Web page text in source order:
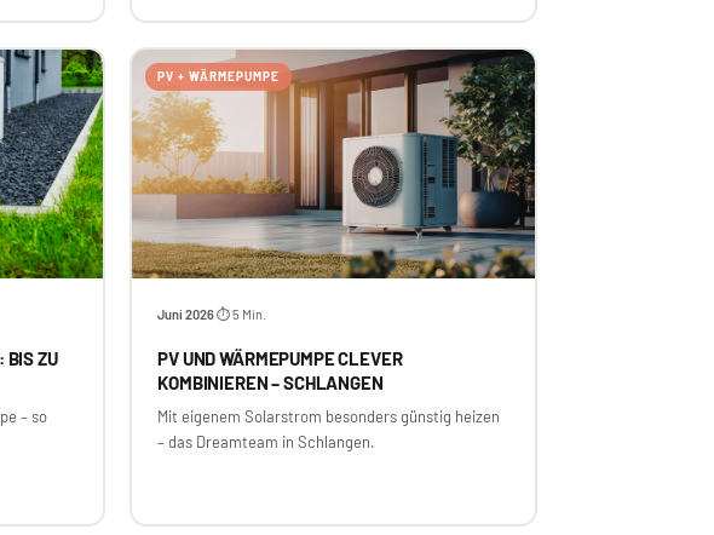
BIS ZU
– so
PV + WÄRMEPUMPE
Juni 2026·⏱ 5 Min.
PV UND WÄRMEPUMPE CLEVER
KOMBINIEREN – SCHLANGEN
Mit eigenem Solarstrom besonders günstig heizen
– das Dreamteam in Schlangen.